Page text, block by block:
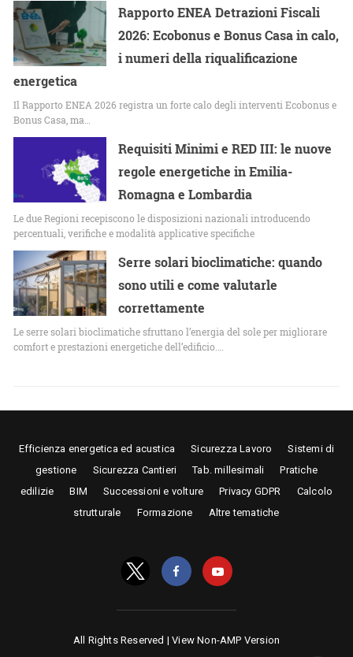
Rapporto ENEA Detrazioni Fiscali
2026: Ecobonus e Bonus Casa in calo,
i numeri della riqualificazione
energetica
Il Rapporto ENEA 2026 registra un forte calo degli interventi Ecobonus e
Bonus Casa, ma…
Requisiti Minimi e RED III: le nuove
regole energetiche in Emilia-
Romagna e Lombardia
Le due Regioni recepiscono le disposizioni nazionali introducendo
percentuali, verifiche e modalità applicative specifiche
Serre solari bioclimatiche: quando
sono utili e come valutarle
correttamente
Le serre solari bioclimatiche sfruttano l’energia del sole per migliorare
comfort e prestazioni energetiche dell’edificio.…
Efficienza energetica ed acustica Sicurezza Lavoro
Sistemi di
gestione
Sicurezza Cantieri Tab. millesimali
Pratiche
edilizie
BIM Successioni e volture Privacy GDPR
Calcolo
strutturale
Formazione Altre tematiche
All Rights Reserved |View Non-AMP Version